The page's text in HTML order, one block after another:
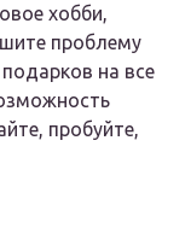
хобби,
проблему
на все
пробуйте,